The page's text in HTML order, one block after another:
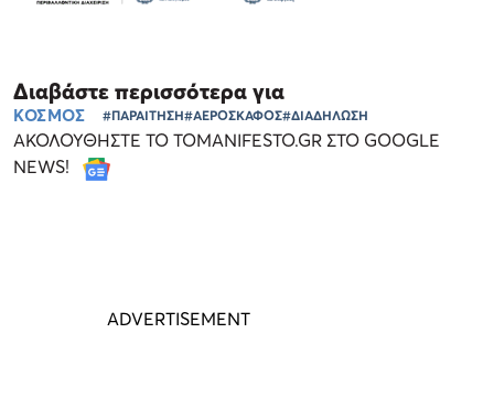
Διαβάστε περισσότερα για
ΚΟΣΜΟΣ #ΠΑΡΑΙΤΗΣΗ#ΑΕΡΟΣΚΑΦΟΣ#ΔΙΑΔΗΛΩΣΗ
ΑΚΟΛΟΥΘΗΣΤΕ ΤΟ TOMANIFESTO.GR ΣΤΟ GOOGLE
NEWS!